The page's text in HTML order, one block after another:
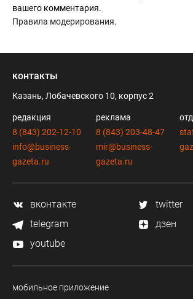
вашего комментария.
Правила модерирования.
контакты
Казань, Лобачевского 10, корпус 2
редакция
8 (843) 202-12-10
info@business-
gazeta.ru
реклама
8 (843) 203-48-47
mir@business-
gazeta.ru
вконтакте
twitter
telegram
дзен
youtube
мобильное приложение